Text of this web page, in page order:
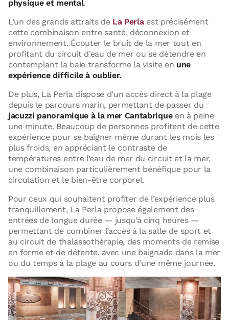
physique et mental.
L’un des grands attraits de La Perlaest précisément
cette combinaison entre santé, déconnexion et
environnement. Écouter le bruit de la mer tout en
profitant du circuit d’eau de mer ou se détendre en
contemplant la baie transforme la visite en une
expérience difficile à oublier.
De plus, La Perla dispose d’un accès direct à la plage
depuis le parcours marin, permettant de passer du
jacuzzi panoramique à la mer Cantabriqueen à peine
une minute. Beaucoup de personnes profitent de cette
expérience pour se baigner même durant les mois les
plus froids, en appréciant le contraste de
températures entre l’eau de mer du circuit et la mer,
une combinaison particulièrement bénéfique pour la
circulation et le bien-être corporel.
Pour ceux qui souhaitent profiter de l’expérience plus
tranquillement, La Perla propose également des
entrées de longue durée — jusqu’à cinq heures —
permettant de combiner l’accès à la salle de sport et
au circuit de thalassothérapie, des moments de remise
en forme et de détente, avec une baignade dans la mer
ou du temps à la plage au cours d’une même journée.